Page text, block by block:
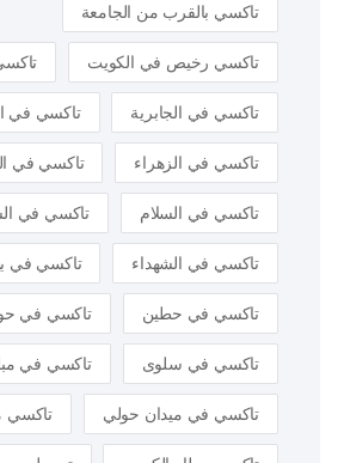
تاكسي بالقرب من الجامعة
تاكسي رخيص في الكويت
تاكسي في الجابرية تاكسي في
تاكسي في الزهراء تاكسي في
تاكسي في السلام تاكسي في
تاكسي في الشهداء تاكسي في
تاكسي في حطين تاكسي في
تاكسي في سلوى تاكسي في
تاكسي في ميدان حولي تاكسي